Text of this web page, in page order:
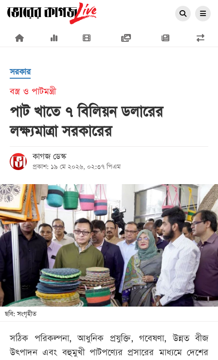
×
প্রচ্ছদ
জাতীয়
রাজনীতি
আন্তর্জাতিক
সারাদেশ
খেলা
বিনোদন
লাইফ
স্টাইল
শিক্ষা
তথ্যপ্রযুক্তি
সব
বিভাগ
সরকার
বস্ত্র ও পাটমন্ত্রী
পাট খাতে ৭ বিলিয়ন ডলারের
লক্ষ্যমাত্রা সরকারের
কাগজ ডেস্ক
প্রকাশ: ১৯ মে ২০২৬, ০২:৩৭ পিএম
ছবি: সংগৃহীত
সঠিক পরিকল্পনা, আধুনিক প্রযুক্তি, গবেষণা, উন্নত বীজ
উৎপাদন এবং বহুমুখী পাটপণ্যের প্রসারের মাধ্যমে দেশের